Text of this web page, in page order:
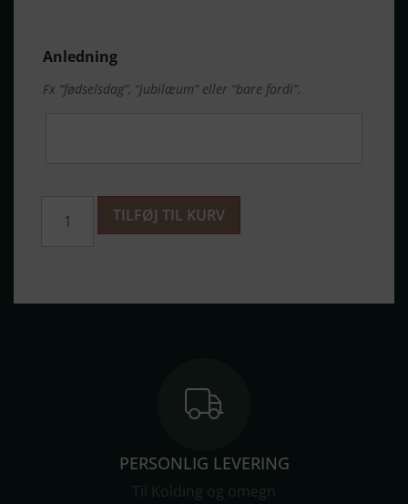
Anledning
Fx “fødselsdag”, “jubilæum” eller “bare fordi”.
TILFØJ TIL KURV
PERSONLIG LEVERING